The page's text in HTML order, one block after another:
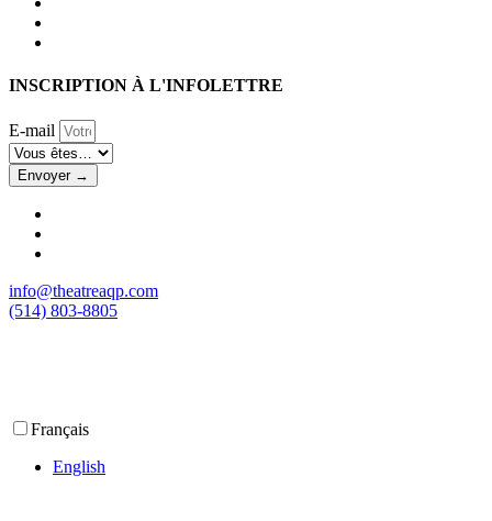
INSCRIPTION À L'INFOLETTRE
E-mail
Envoyer →
info@theatreaqp.com
(514) 803-8805
Français
English